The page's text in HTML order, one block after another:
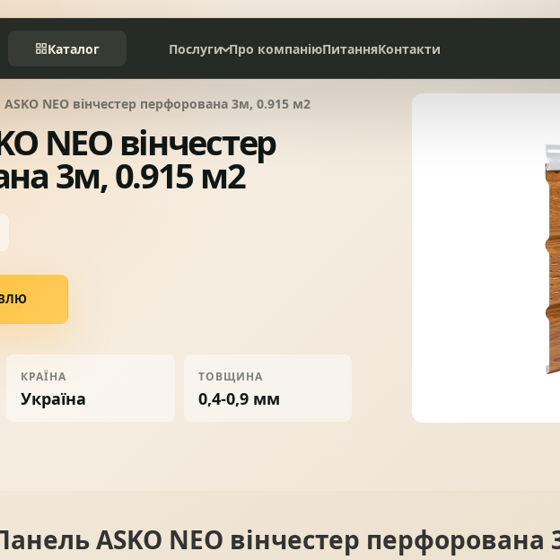
Каталог Послуги
Сервісне обслуговування
Про компаніюПитанняКонтакти
та
НАТУРАЛЬНА ЧЕРЕПИЦЯ СЛАНЦЕВА ПОКРІВЛЯ
NEO вінчестер перфорована 3м, 0.915 м2
NEO вінчестер
3м, 0.915 м2
КРАЇНА
Україна
ТОВЩИНА
0,4-0,9 мм
ASKO NEO вінчестер перфорована